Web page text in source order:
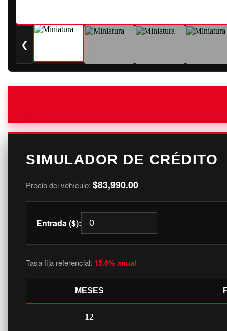
❮
SIMULADOR DE CRÉDITO
Precio del vehículo: $83,990.00
Entrada ($):
Tasa fija referencial: 15.6% anual
MESES
12